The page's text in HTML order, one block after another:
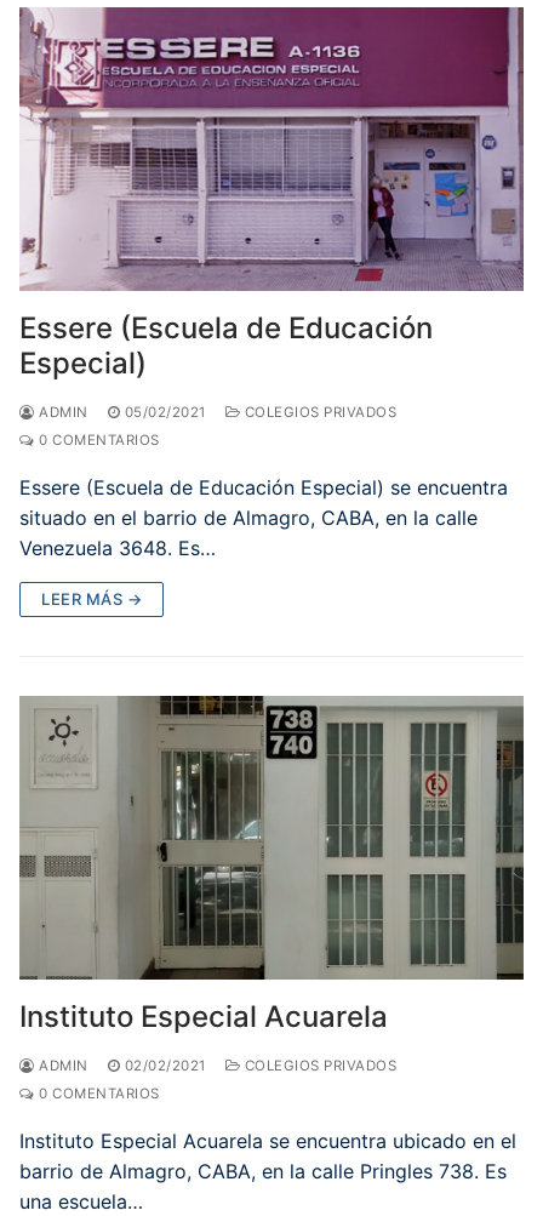
Essere (Escuela de Educación
Especial)
ADMIN 05/02/2021
COLEGIOS PRIVADOS
0 COMENTARIOS
Essere (Escuela de Educación Especial) se encuentra
situado en el barrio de Almagro, CABA, en la calle
Venezuela 3648. Es…
LEER MÁS →
Instituto Especial Acuarela
ADMIN 02/02/2021
COLEGIOS PRIVADOS
0 COMENTARIOS
Instituto Especial Acuarela se encuentra ubicado en el
barrio de Almagro, CABA, en la calle Pringles 738. Es
una escuela…